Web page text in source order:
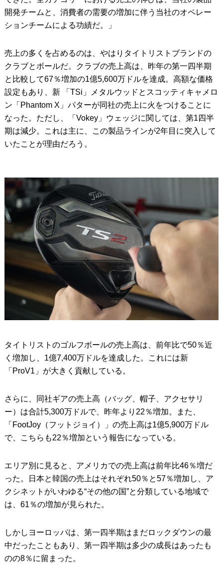
開発チームと、消費者の需要の増加に伴う当社のオペレー
ションチームによる功績だ。」
売上の多くを占めるのは、やはりタイトリストブランドの
クラブとボールだ。クラブの売上高は、昨年の第一四半期
と比較して67％増加の1億5,600万ドルを達成。高額な価格
設定もあり、新 「TSi」メタルウッドとスコッティキャメロ
ン「Phantom X」パターが同社の売上に火をつけることに
なった。ただし、「Vokey」ウェッジに関しては、第1四半
期は減少。これは主に、この製品ラインが2年目に突入して
いたことが理由だろう。
タイトリストのゴルフボールの売上高は、前年比で50％近
く増加し、1億7,400万ドルを達成した。これには新
「ProV1」が大きく貢献している。
さらに、同社ギアの売上高（バッグ、帽子、アクセサリ
ー）は合計5,300万ドルで、昨年より22％増加。また、
「FootJoy（フットジョイ）」の売上高は1億5,900万ドル
で、こちらも22％増加という報告になっている。
エリア別に見ると、アメリカでの売上高は前年比46％増だ
った。日本と韓国の売上はそれぞれ50％と57％増加し、ア
クシネットがいわゆる“その他の国”と分類している地域で
は、61％の増加が見られた。
しかしヨーロッパは、第一四半期はまだロックダウンの最
中だったこともあり、第一四半期は多少の成長はあったも
のの8％に留まった。